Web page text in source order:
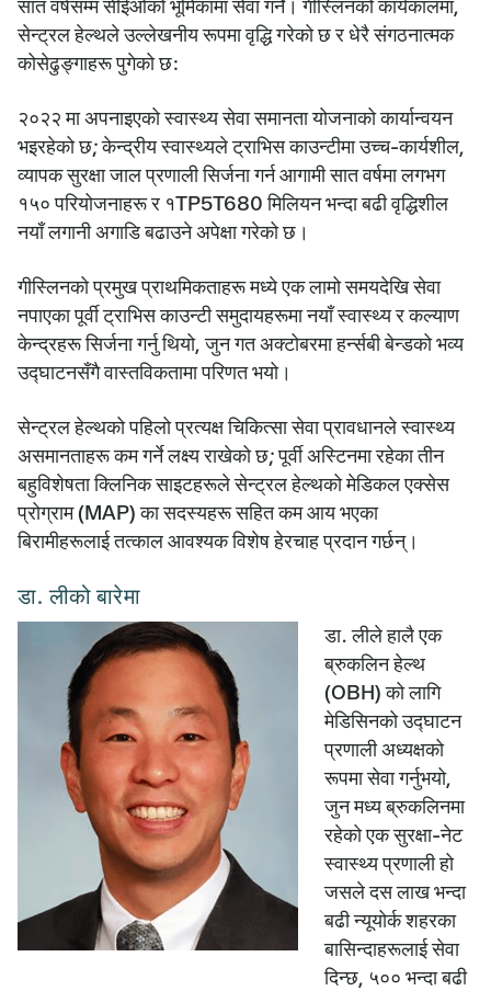
सात वर्षसम्म सीईओको भूमिकामा सेवा गर्ने। गीस्लिनको कार्यकालमा,
सेन्ट्रल हेल्थले उल्लेखनीय रूपमा वृद्धि गरेको छ र धेरै संगठनात्मक
कोसेढुङ्गाहरू पुगेको छ:
२०२२ मा अपनाइएको स्वास्थ्य सेवा समानता योजनाको कार्यान्वयन
भइरहेको छ; केन्द्रीय स्वास्थ्यले ट्राभिस काउन्टीमा उच्च-कार्यशील,
व्यापक सुरक्षा जाल प्रणाली सिर्जना गर्न आगामी सात वर्षमा लगभग
१५० परियोजनाहरू र १TP5T680 मिलियन भन्दा बढी वृद्धिशील
नयाँ लगानी अगाडि बढाउने अपेक्षा गरेको छ।
गीस्लिनको प्रमुख प्राथमिकताहरू मध्ये एक लामो समयदेखि सेवा
नपाएका पूर्वी ट्राभिस काउन्टी समुदायहरूमा नयाँ स्वास्थ्य र कल्याण
केन्द्रहरू सिर्जना गर्नु थियो, जुन गत अक्टोबरमा हर्न्सबी बेन्डको भव्य
उद्घाटनसँगै वास्तविकतामा परिणत भयो।
सेन्ट्रल हेल्थको पहिलो प्रत्यक्ष चिकित्सा सेवा प्रावधानले स्वास्थ्य
असमानताहरू कम गर्ने लक्ष्य राखेको छ; पूर्वी अस्टिनमा रहेका तीन
बहुविशेषता क्लिनिक साइटहरूले सेन्ट्रल हेल्थको मेडिकल एक्सेस
प्रोग्राम (MAP) का सदस्यहरू सहित कम आय भएका
बिरामीहरूलाई तत्काल आवश्यक विशेष हेरचाह प्रदान गर्छन्।
डा. लीको बारेमा
डा. लीले हालै एक
ब्रुकलिन हेल्थ
(OBH) को लागि
मेडिसिनको उद्घाटन
प्रणाली अध्यक्षको
रूपमा सेवा गर्नुभयो,
जुन मध्य ब्रुकलिनमा
रहेको एक सुरक्षा-नेट
स्वास्थ्य प्रणाली हो
जसले दस लाख भन्दा
बढी न्यूयोर्क शहरका
बासिन्दाहरूलाई सेवा
दिन्छ, ५०० भन्दा बढी